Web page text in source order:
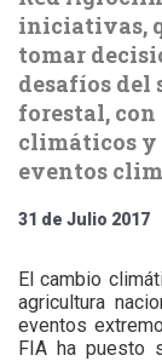
iniciativas,
tomar
desafíos
forestal,
climáticos y
eventos
31 de Julio 2017
El cambio
agricultura
eventos
FIA ha puesto